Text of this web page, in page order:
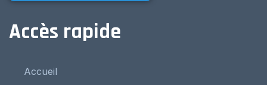
Accès rapide
Accueil